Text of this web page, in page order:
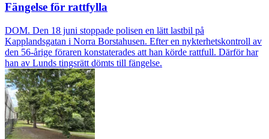
Fängelse för rattfylla
DOM. Den 18 juni stoppade polisen en lätt lastbil på
Kapplandsgatan i Norra Borstahusen. Efter en nykterhetskontroll av
den 56-årige föraren konstaterades att han körde rattfull. Därför har
han av Lunds tingsrätt dömts till fängelse.